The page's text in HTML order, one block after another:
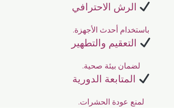
الرش الاحترافي
باستخدام أحدث الأجهزة.
التعقيم والتطهير
لضمان بيئة صحية.
المتابعة الدورية
لمنع عودة الحشرات.